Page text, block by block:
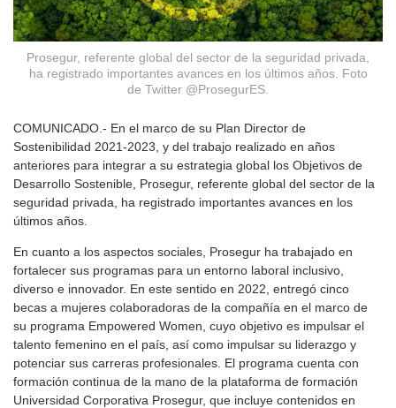
Prosegur, referente global del sector de la seguridad privada,
ha registrado importantes avances en los últimos años. Foto
de Twitter @ProsegurES.
COMUNICADO.- En el marco de su Plan Director de
Sostenibilidad 2021-2023, y del trabajo realizado en años
anteriores para integrar a su estrategia global los Objetivos de
Desarrollo Sostenible, Prosegur, referente global del sector de la
seguridad privada, ha registrado importantes avances en los
últimos años.
En cuanto a los aspectos sociales, Prosegur ha trabajado en
fortalecer sus programas para un entorno laboral inclusivo,
diverso e innovador. En este sentido en 2022, entregó cinco
becas a mujeres colaboradoras de la compañía en el marco de
su programa Empowered Women, cuyo objetivo es impulsar el
talento femenino en el país, así como impulsar su liderazgo y
potenciar sus carreras profesionales. El programa cuenta con
formación continua de la mano de la plataforma de formación
Universidad Corporativa Prosegur, que incluye contenidos en